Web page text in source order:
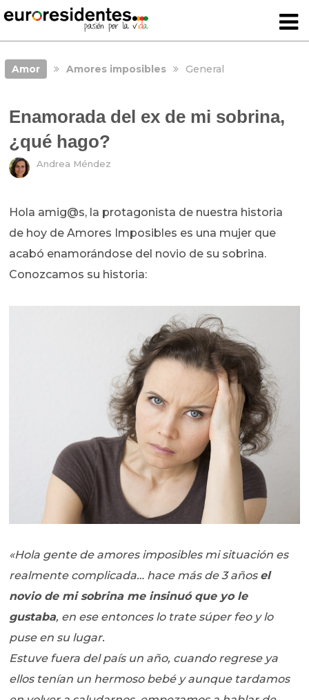
Amor Amores imposibles General
Enamorada del ex de mi sobrina,
¿qué hago?
Andrea Méndez
Hola amig@s, la protagonista de nuestra historia
de hoy de Amores Imposibles es una mujer que
acabó enamorándose del novio de su sobrina.
Conozcamos su historia:
«Hola gente de amores imposibles mi situación es
realmente complicada… hace más de 3 años el
novio de mi sobrina me insinuó que yo le
gustaba, en ese entonces lo trate súper feo y lo
puse en su lugar.
Estuve fuera del país un año, cuando regrese ya
ellos tenían un hermoso bebé y aunque tardamos